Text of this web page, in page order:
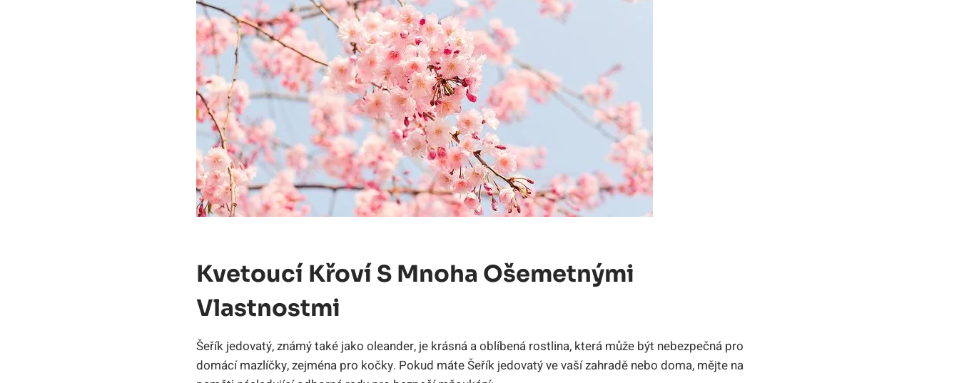
Kvetoucí Křoví S Mnoha Ošemetnými
Vlastnostmi
Šeřík jedovatý, známý také jako oleander, je krásná a oblíbená rostlina, která může být nebezpečná pro
domácí mazlíčky, zejména pro kočky. Pokud máte Šeřík jedovatý ve vaší zahradě nebo doma, mějte na